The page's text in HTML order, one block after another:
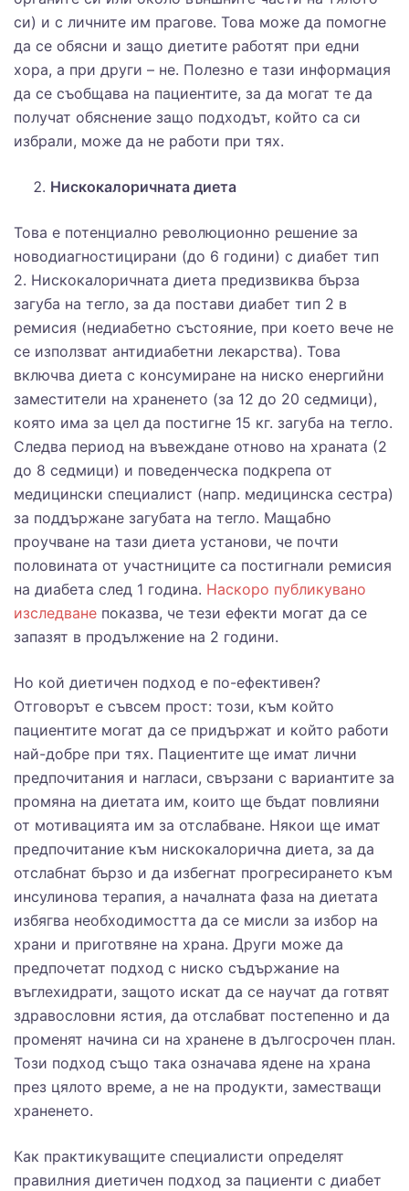
си) и с личните им прагове. Това може да помогне
да се обясни и защо диетите работят при едни
хора, а при други – не. Полезно е тази информация
да се съобщава на пациентите, за да могат те да
получат обяснение защо подходът, който са си
избрали, може да не работи при тях.
Нискокалоричната диета
Това е потенциално революционно решение за
новодиагностицирани (до 6 години) с диабет тип
2. Нискокалоричната диета предизвиква бърза
загуба на тегло, за да постави диабет тип 2 в
ремисия (недиабетно състояние, при което вече не
се използват антидиабетни лекарства). Това
включва диета с консумиране на ниско енергийни
заместители на храненето (за 12 до 20 седмици),
която има за цел да постигне 15 кг. загуба на тегло.
Следва период на въвеждане отново на храната (2
до 8 седмици) и поведенческа подкрепа от
медицински специалист (напр. медицинска сестра)
за поддържане загубата на тегло. Мащабно
проучване на тази диета установи, че почти
половината от участниците са постигнали ремисия
на диабета след 1 година. Наскоро публикувано
изследване показва, че тези ефекти могат да се
запазят в продължение на 2 години.
Но кой диетичен подход е по-ефективен?
Отговорът е съвсем прост: този, към който
пациентите могат да се придържат и който работи
най-добре при тях. Пациентите ще имат лични
предпочитания и нагласи, свързани с вариантите за
промяна на диетата им, които ще бъдат повлияни
от мотивацията им за отслабване. Някои ще имат
предпочитание към нискокалорична диета, за да
отслабнат бързо и да избегнат прогресирането към
инсулинова терапия, а началната фаза на диетата
избягва необходимостта да се мисли за избор на
храни и приготвяне на храна. Други може да
предпочетат подход с ниско съдържание на
въглехидрати, защото искат да се научат да готвят
здравословни ястия, да отслабват постепенно и да
променят начина си на хранене в дългосрочен план.
Този подход също така означава ядене на храна
през цялото време, а не на продукти, заместващи
храненето.
Как практикуващите специалисти определят
правилния диетичен подход за пациенти с диабет